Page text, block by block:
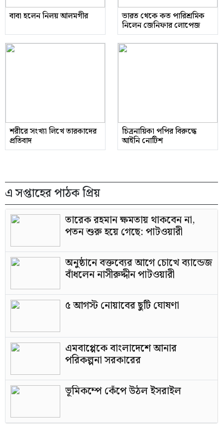
বাবা হলেন নিলয় আলমগীর ভারত থেকে কত পারিশ্রমিক
নিলেন জেনিফার লোপেজ
শরীরে সংখ্যা লিখে তারকাদের
প্রতিবাদ
চিত্রনায়িকা পপির বিরুদ্ধে
আইনি নোটিশ
এ সপ্তাহের পাঠক প্রিয়
তারেক রহমান ক্ষমতায় থাকবেন না,
পতন শুরু হয়ে গেছে: পাটওয়ারী
অনুষ্ঠানে বক্তব্যের আগে চোখে ব্যান্ডেজ
বাঁধলেন নাসীরুদ্দীন পাটওয়ারী
৫ আগস্ট নোয়াবের ছুটি ঘোষণা
এমবাপ্পেকে বাংলাদেশে আনার
পরিকল্পনা সরকারের
ভূমিকম্পে কেঁপে উঠল ইসরাইল